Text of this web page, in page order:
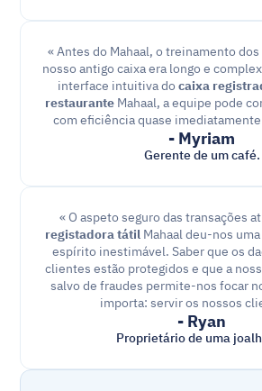
« Antes do Mahaal, o treinamento
nosso antigo caixa era longo e
interface intuitiva do caixa
restaurante Mahaal, a equipe pode
com eficiência quase
- Myriam
Gerente de um café.
« O aspeto seguro das transações
registadora tátil Mahaal deu-nos
espírito inestimável. Saber que os
clientes estão protegidos e que a
salvo de fraudes permite-nos focar
importa: servir os nossos
- Ryan
Proprietário de uma